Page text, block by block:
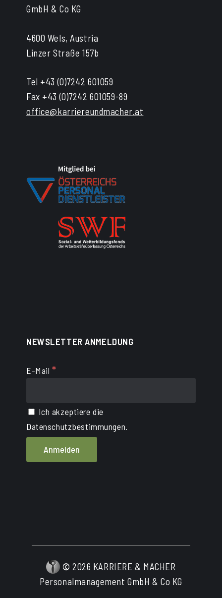
GmbH & Co KG
4600 Wels, Austria
Linzer Straße 157b
Tel +43 (0)7242 601059
Fax +43 (0)7242 601059-89
office@karriereundmacher.at
NEWSLETTER ANMELDUNG
E-Mail *
Ich akzeptiere die
Datenschutzbestimmungen.
©2026 KARRIERE & MACHER
Personalmanagement GmbH & Co KG